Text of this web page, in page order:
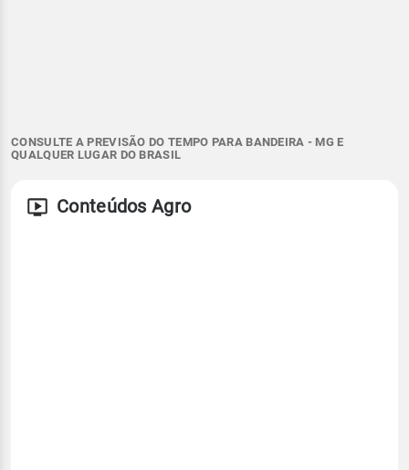
CONSULTE A PREVISÃO DO TEMPO PARA BANDEIRA - MG E
QUALQUER LUGAR DO BRASIL
Conteúdos Agro